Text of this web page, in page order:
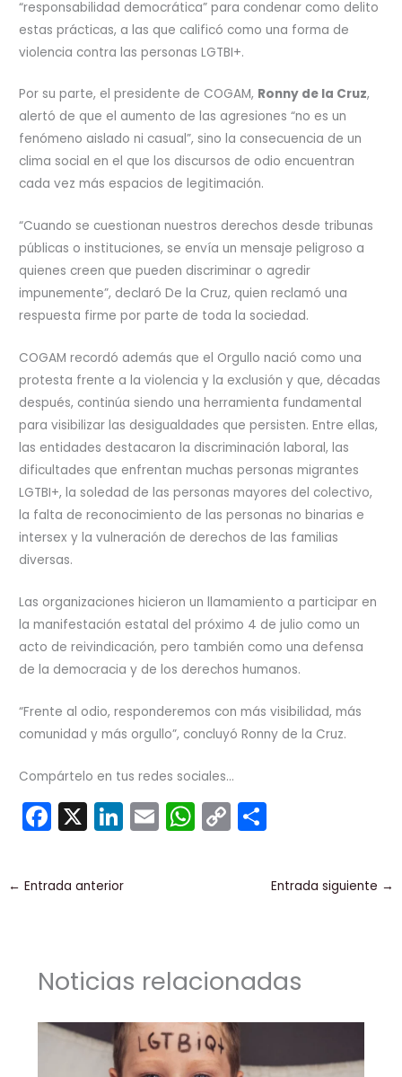
“responsabilidad democrática” para condenar como delito
estas prácticas, a las que calificó como una forma de
violencia contra las personas LGTBI+.
Por su parte, el presidente de COGAM, Ronny de la Cruz,
alertó de que el aumento de las agresiones “no es un
fenómeno aislado ni casual”, sino la consecuencia de un
clima social en el que los discursos de odio encuentran
cada vez más espacios de legitimación.
“Cuando se cuestionan nuestros derechos desde tribunas
públicas o instituciones, se envía un mensaje peligroso a
quienes creen que pueden discriminar o agredir
impunemente”, declaró De la Cruz, quien reclamó una
respuesta firme por parte de toda la sociedad.
COGAM recordó además que el Orgullo nació como una
protesta frente a la violencia y la exclusión y que, décadas
después, continúa siendo una herramienta fundamental
para visibilizar las desigualdades que persisten. Entre ellas,
las entidades destacaron la discriminación laboral, las
dificultades que enfrentan muchas personas migrantes
LGTBI+, la soledad de las personas mayores del colectivo,
la falta de reconocimiento de las personas no binarias e
intersex y la vulneración de derechos de las familias
diversas.
Las organizaciones hicieron un llamamiento a participar en
la manifestación estatal del próximo 4 de julio como un
acto de reivindicación, pero también como una defensa
de la democracia y de los derechos humanos.
“Frente al odio, responderemos con más visibilidad, más
comunidad y más orgullo”, concluyó Ronny de la Cruz.
Compártelo en tus redes sociales...
F
a
c
e
o
k
X Li
n
k
E
m
W
h
p
C
o
k
m
p
← Entrada anterior Entrada siguiente →
Noticias relacionadas